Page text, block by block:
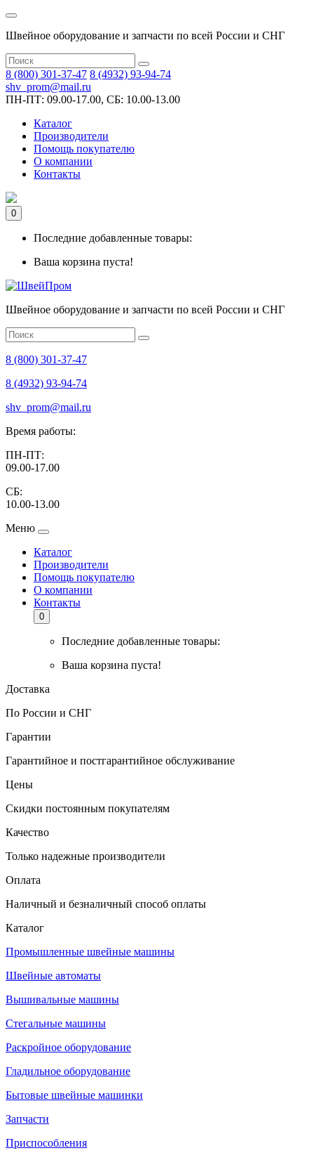
Швейное оборудование и запчасти по всей России и СНГ
8 (800) 301-37-47 8 (4932) 93-94-74
shv_prom@mail.ru
ПН-ПТ: 09.00-17.00, СБ: 10.00-13.00
Каталог
Производители
Помощь покупателю
О компании
Контакты
0
Последние добавленные товары:
Ваша корзина пуста!
Швейное оборудование и запчасти по всей России и СНГ
8 (800) 301-37-47
8 (4932) 93-94-74
shv_prom@mail.ru
Время работы:
ПН-ПТ:
09.00-17.00
СБ:
10.00-13.00
Меню
Каталог
Производители
Помощь покупателю
О компании
Контакты
0
Последние добавленные товары:
Ваша корзина пуста!
Доставка
По России и СНГ
Гарантии
Гарантийное и постгарантийное обслуживание
Цены
Скидки постоянным покупателям
Качество
Только надежные производители
Оплата
Наличный и безналичный способ оплаты
Каталог
Промышленные швейные машины
Швейные автоматы
Вышивальные машины
Стегальные машины
Раскройное оборудование
Гладильное оборудование
Бытовые швейные машинки
Запчасти
Приспособления